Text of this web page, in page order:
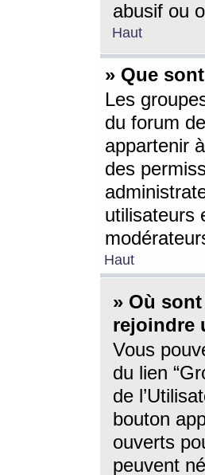
abusif ou
Haut
» Que
Les
du forum
appartenir
des
utilisateurs
Haut
» Où
rejoindre
Vous
du lien
de
bouton
ouverts
peuvent